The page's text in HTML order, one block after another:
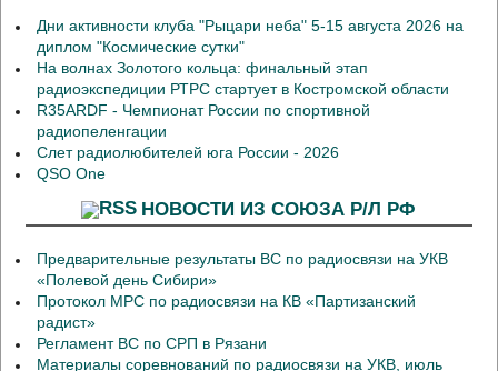
Дни активности клуба "Рыцари неба" 5-15 августа 2026 на
диплом "Космические сутки"
На волнах Золотого кольца: финальный этап
радиоэкспедиции РТРС стартует в Костромской области
R35ARDF - Чемпионат России по спортивной
радиопеленгации
Слет радиолюбителей юга России - 2026
QSO One
НОВОСТИ ИЗ СОЮЗА Р/Л РФ
Предварительные результаты ВС по радиосвязи на УКВ
«Полевой день Сибири»
Протокол МРС по радиосвязи на КВ «Партизанский
радист»
Регламент ВС по СРП в Рязани
Материалы соревнований по радиосвязи на УКВ, июль